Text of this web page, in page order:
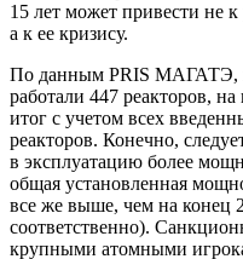
15 лет может привести не
а к ее кризису.
По данным PRIS МАГАТЭ,
работали 447 реакторов,
итог с учетом всех
реакторов. Конечно,
в эксплуатацию более
общая установленная
все же выше, чем на конец
соответственно).
крупными атомными